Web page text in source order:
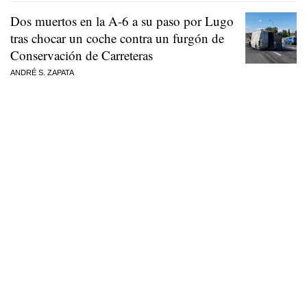
Dos muertos en la A-6 a su paso por Lugo
tras chocar un coche contra un furgón de
Conservación de Carreteras
ANDRÉ S. ZAPATA